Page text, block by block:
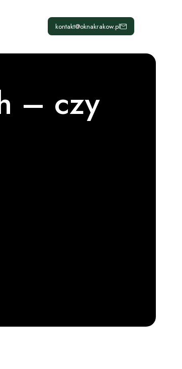
kontakt@oknakrakow.pl
– czy